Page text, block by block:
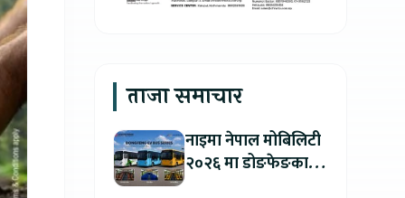
ताजा समाचार
नाइमा नेपाल मोबिलिटी
२०२६ मा डोङफेङका